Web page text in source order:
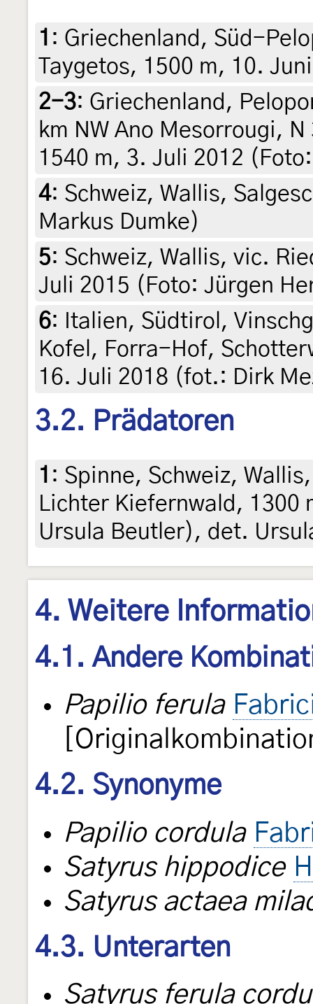
1 : Griechenland, Süd-
Taygetos, 1500 m, 10.
2-3: Griechenland,
km NW Ano Mesorrougi,
1540 m, 3. Juli 2012
4: Schweiz, Wallis,
Markus Dumke)
5: Schweiz, Wallis, vic.
Juli 2015 (Foto: Jürgen
6:
Italien, Südtirol,
Kofel, Forra-Hof,
16. Juli 2018 (fot.: Dirk
3.2. Prädatoren
1 : Spinne, Schweiz,
Lichter Kiefernwald, 1300
Ursula Beutler), det.
4. Weitere
4.1. Andere
Papilio ferula
4.2. Synonyme
Papilio cordula
Satyrus hippodice
Satyrus actaea
4.3. Unterarten
Satyrus ferula